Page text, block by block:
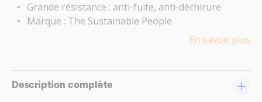
Grande résistance : anti-fuite, anti-déchirure
Marque : The Sustainable People
En savoir plus
Description complète